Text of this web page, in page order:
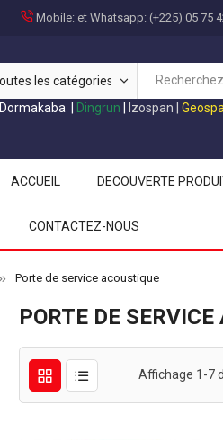
Mobile: et Whatsapp: (+225) 05 75
Dormakaba Dingrun Izospan
ACCUEIL DECOUVERTE
CONTACTEZ-NOUS
Porte de service acoustique
PORTE DE SERVICE
Affichage 1-7